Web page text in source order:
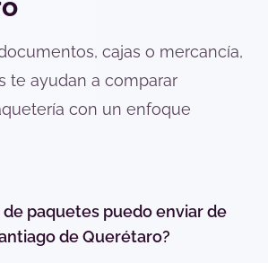
cajas o mercancía,
te ayudan a comparar
con un enfoque
de paquetes puedo enviar de
de Querétaro?